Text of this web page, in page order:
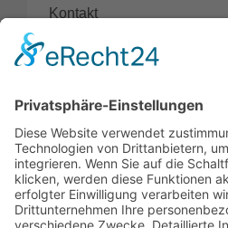
Kontakt
Direkt investieren
Aktuelle Themen